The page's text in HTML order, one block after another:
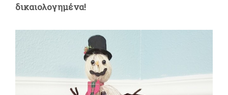
δικαιολογημένα!